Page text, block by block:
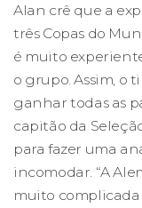
Alan crê que a
três Copas do
é muito
o grupo. Assim, o
ganhar todas as
capitão da
para fazer uma
incomodar. “A
muito complicada